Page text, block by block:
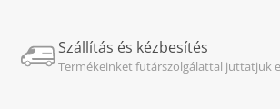
Szállítás és kézbesítés
Termékeinket futárszolgálattal juttatjuk